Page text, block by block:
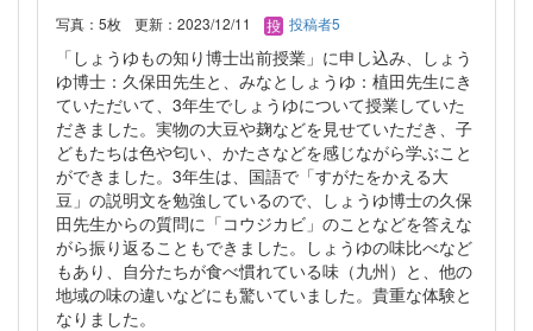
写真：5枚 更新：2023/12/11 投稿者5
「しょうゆもの知り博士出前授業」に申し込み、しょう
ゆ博士：久保田先生と、みなとしょうゆ：植田先生にき
ていただいて、3年生でしょうゆについて授業していた
だきました。実物の大豆や麹などを見せていただき、子
どもたちは色や匂い、かたさなどを感じながら学ぶこと
ができました。3年生は、国語で「すがたをかえる大
豆」の説明文を勉強しているので、しょうゆ博士の久保
田先生からの質問に「コウジカビ」のことなどを答えな
がら振り返ることもできました。しょうゆの味比べなど
もあり、自分たちが食べ慣れている味（九州）と、他の
地域の味の違いなどにも驚いていました。貴重な体験と
なりました。